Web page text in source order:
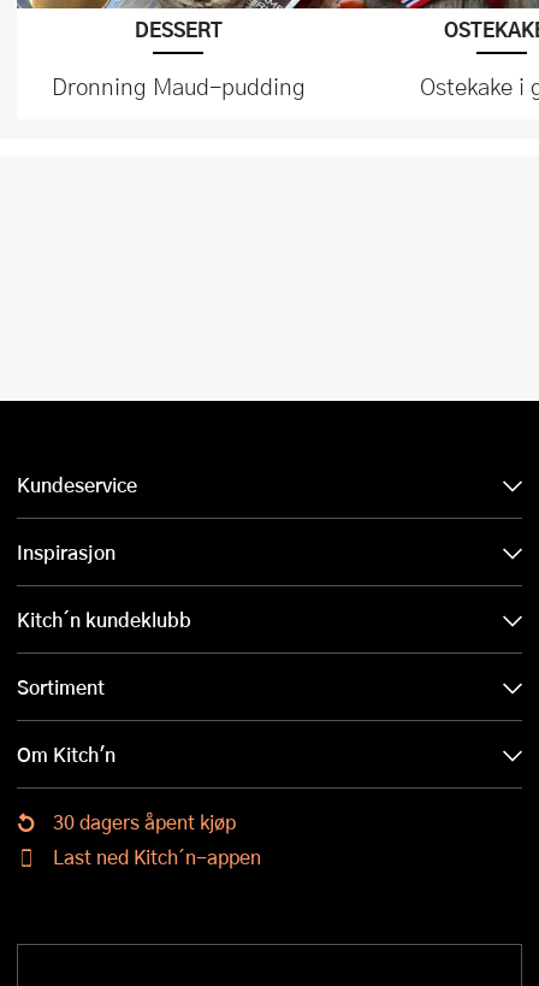
DESSERT
Dronning Maud-pudding Ostekake i
Kundeservice
Inspirasjon
Kitch´n kundeklubb
Sortiment
Om Kitch'n
30 dagers åpent kjøp
Last ned Kitch´n-appen